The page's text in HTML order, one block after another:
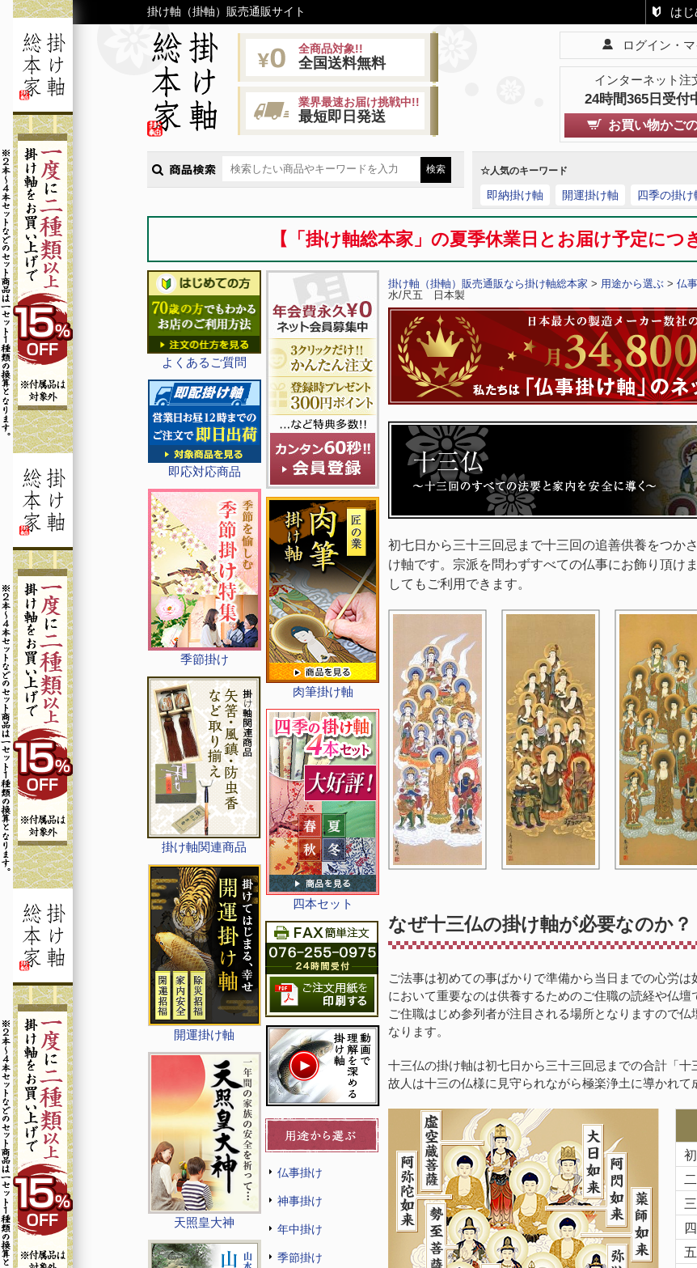
掛け軸（掛軸）販売通販サイト は
全商品対象!!
全国送料無料
業界最速お届け挑戦中!!
最短即日発送
ログイン・
インターネット注
24時間365日受付
お買い物かご
☆人気のキーワード
即納掛け軸 開運掛け軸 四季の掛け
【「掛け軸総本家」の夏季休業日とお届け予定に
よくあるご質問
即応対応商品
季節掛け
掛け軸関連商品
開運掛け軸
天照皇大神
肉筆掛け軸
四本セット
仏事掛け
神事掛け
年中掛け
季節掛け
掛け軸（掛軸）販売通販なら掛け軸総本家 > 用途から選ぶ > 仏
水/尺五 日本製
初七日から三十三回忌まで十三回の追善供養をつか
け軸です。宗派を問わずすべての仏事にお飾り頂け
してもご利用できます。
なぜ十三仏の掛け軸が必要なのか？
ご法事は初めての事ばかりで準備から当日までの心労
において重要なのは供養するためのご住職の読経や仏壇
ご住職はじめ参列者が注目される場所となりますので
なります。
十三仏の掛け軸は初七日から三十三回忌までの合計「十
故人は十三の仏様に見守られながら極楽浄土に導かれて